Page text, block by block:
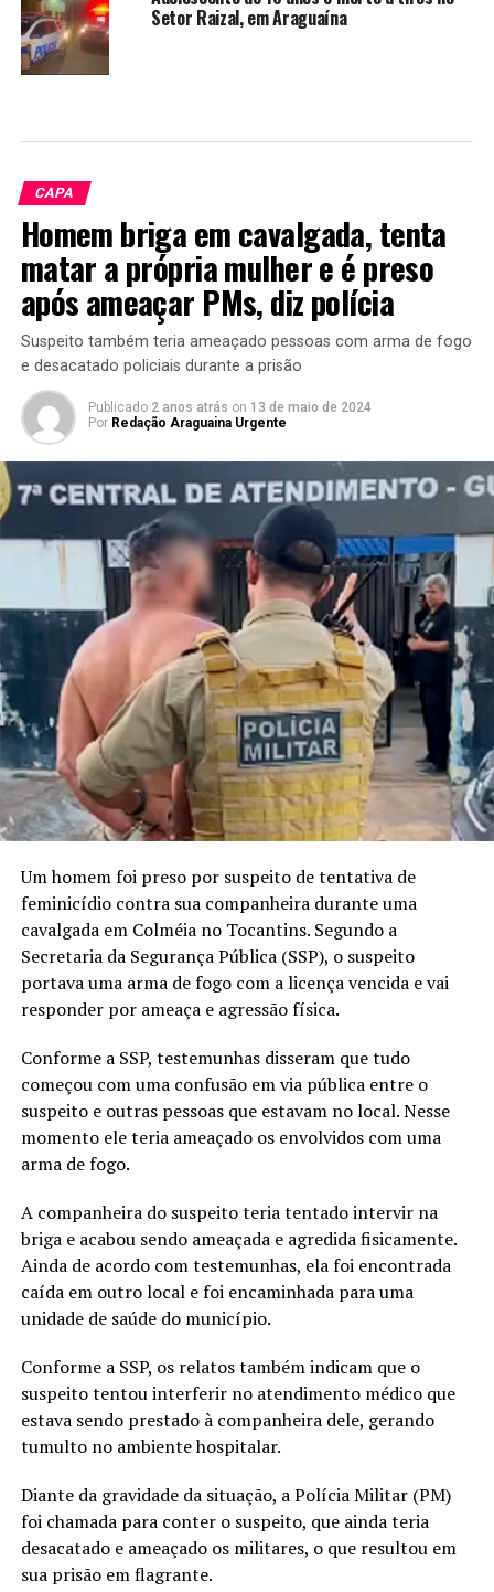
Setor Raizal, em Araguaína
CAPA
Homem briga em cavalgada, tenta
matar a própria mulher e é preso
após ameaçar PMs, diz polícia
Suspeito também teria ameaçado pessoas com arma de fogo
e desacatado policiais durante a prisão
Publicado 2 anos atrás on 13 de maio de 2024
Por Redação Araguaina Urgente
Um homem foi preso por suspeito de tentativa de
feminicídio contra sua companheira durante uma
cavalgada em Colméia no Tocantins. Segundo a
Secretaria da Segurança Pública (SSP), o suspeito
portava uma arma de fogo com a licença vencida e vai
responder por ameaça e agressão física.
Conforme a SSP, testemunhas disseram que tudo
começou com uma confusão em via pública entre o
suspeito e outras pessoas que estavam no local. Nesse
momento ele teria ameaçado os envolvidos com uma
arma de fogo.
A companheira do suspeito teria tentado intervir na
briga e acabou sendo ameaçada e agredida fisicamente.
Ainda de acordo com testemunhas, ela foi encontrada
caída em outro local e foi encaminhada para uma
unidade de saúde do município.
Conforme a SSP, os relatos também indicam que o
suspeito tentou interferir no atendimento médico que
estava sendo prestado à companheira dele, gerando
tumulto no ambiente hospitalar.
Diante da gravidade da situação, a Polícia Militar (PM)
foi chamada para conter o suspeito, que ainda teria
desacatado e ameaçado os militares, o que resultou em
sua prisão em flagrante.